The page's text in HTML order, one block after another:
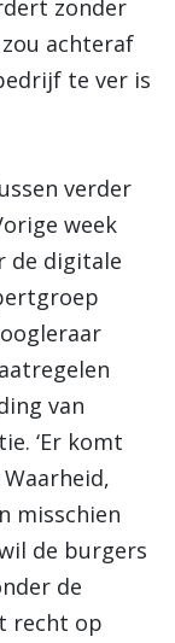
zonder
achteraf
te ver is
verder
week
de digitale
van
‘Er komt
misschien
de burgers
de
recht op